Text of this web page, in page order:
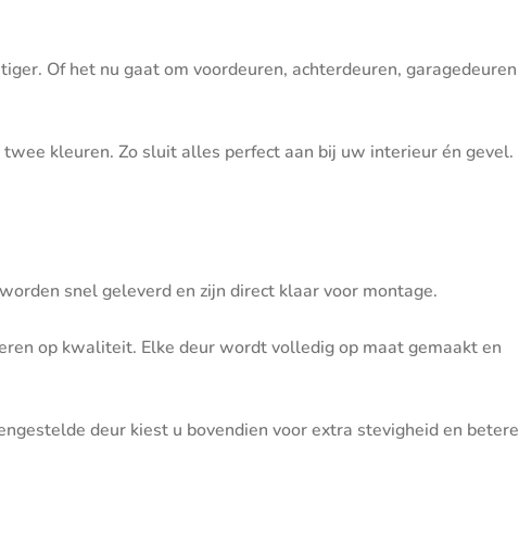
Of het nu gaat om voordeuren, achterdeuren, garagedeuren
kleuren. Zo sluit alles perfect aan bij uw interieur én gevel.
snel geleverd en zijn direct klaar voor montage.
op kwaliteit. Elke deur wordt volledig op maat gemaakt en
deur kiest u bovendien voor extra stevigheid en betere